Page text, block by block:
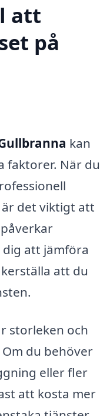
att
på
kan
faktorer. När du
det viktigt att
att jämföra
att du
storleken och
du behöver
eller fler
att kosta mer